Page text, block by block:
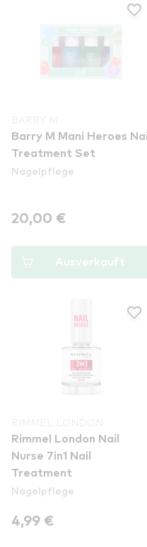
Barry M Mani Heroes Nail
Treatment Set
Nagelpflege
20,00 €
Ausverkauft
Rimmel London Nail
Nurse 7in1 Nail
Treatment
Nagelpflege
4,99 €